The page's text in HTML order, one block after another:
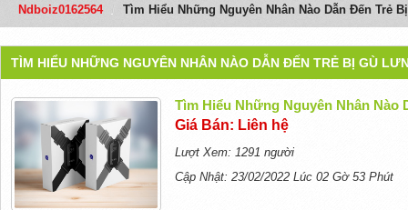
Ndboiz0162564 Tìm Hiểu Những Nguyên Nhân Nào Dẫn Đến Trẻ
TÌM HIỂU NHỮNG NGUYÊN NHÂN NÀO DẪN ĐẾN TRẺ BỊ GÙ
Tìm Hiểu Những Nguyên Nhân Nào
Giá Bán: Liên hệ
Lượt Xem: 1291 người
Cập Nhật: 23/02/2022 Lúc 02 Gờ 53 Phút